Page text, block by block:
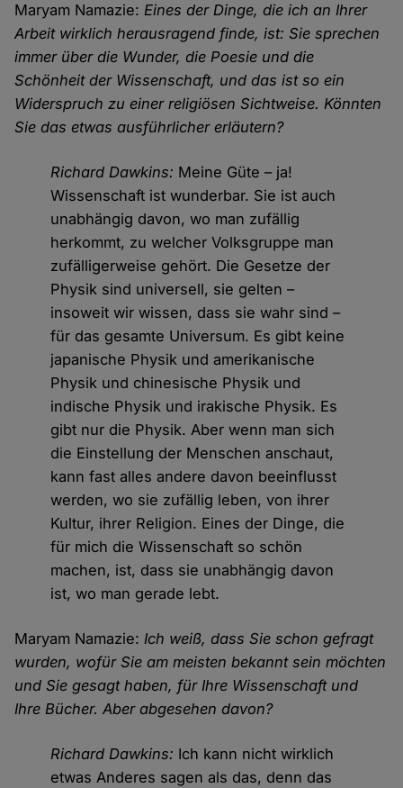
Maryam Namazie:Eines der Dinge, die ich an Ihrer
Arbeit wirklich herausragend finde, ist: Sie sprechen
immer über die Wunder, die Poesie und die
Schönheit der Wissenschaft, und das ist so ein
Widerspruch zu einer religiösen Sichtweise. Könnten
Sie das etwas ausführlicher erläutern?
Richard Dawkins: Meine Güte – ja!
Wissenschaft ist wunderbar. Sie ist auch
unabhängig davon, wo man zufällig
herkommt, zu welcher Volksgruppe man
zufälligerweise gehört. Die Gesetze der
Physik sind universell, sie gelten –
insoweit wir wissen, dass sie wahr sind –
für das gesamte Universum. Es gibt keine
japanische Physik und amerikanische
Physik und chinesische Physik und
indische Physik und irakische Physik. Es
gibt nur die Physik. Aber wenn man sich
die Einstellung der Menschen anschaut,
kann fast alles andere davon beeinflusst
werden, wo sie zufällig leben, von ihrer
Kultur, ihrer Religion. Eines der Dinge, die
für mich die Wissenschaft so schön
machen, ist, dass sie unabhängig davon
ist, wo man gerade lebt.
Maryam Namazie:Ich weiß, dass Sie schon gefragt
wurden, wofür Sie am meisten bekannt sein möchten
und Sie gesagt haben, für Ihre Wissenschaft und
Ihre Bücher. Aber abgesehen davon?
Richard Dawkins: Ich kann nicht wirklich
etwas Anderes sagen als das, denn das